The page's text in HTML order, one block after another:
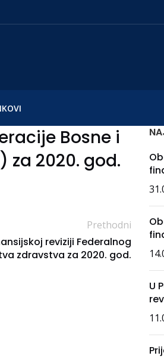
Bosne i
2020. god.
Prethodni
reviziji Federalnog
zdravstva za 2020. god.
U